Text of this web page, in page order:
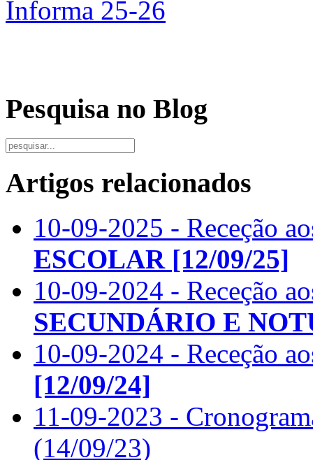
Informa 25-26
Pesquisa no Blog
Artigos relacionados
10-09-2025 - Receção
ESCOLAR [12/09/25]
10-09-2024 - Receção
SECUNDÁRIO E
10-09-2024 - Receção
[12/09/24]
11-09-2023 -
(14/09/23)